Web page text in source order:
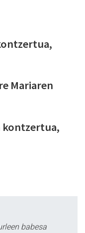
Mariaren
kontzertua,
babesa